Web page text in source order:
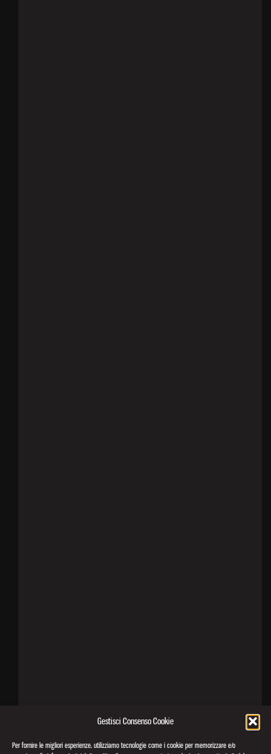
Gestisci Consenso Cookie
Per fornire le migliori esperienze, utilizziamo tecnologie come i cookie per memorizzare e/o